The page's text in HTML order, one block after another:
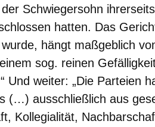
Schwiegersohn
hatten. Das
hängt maßgeblich
sog. reinen
Und weiter: „Die Parteien
(…) ausschließlich aus
Kollegialität,